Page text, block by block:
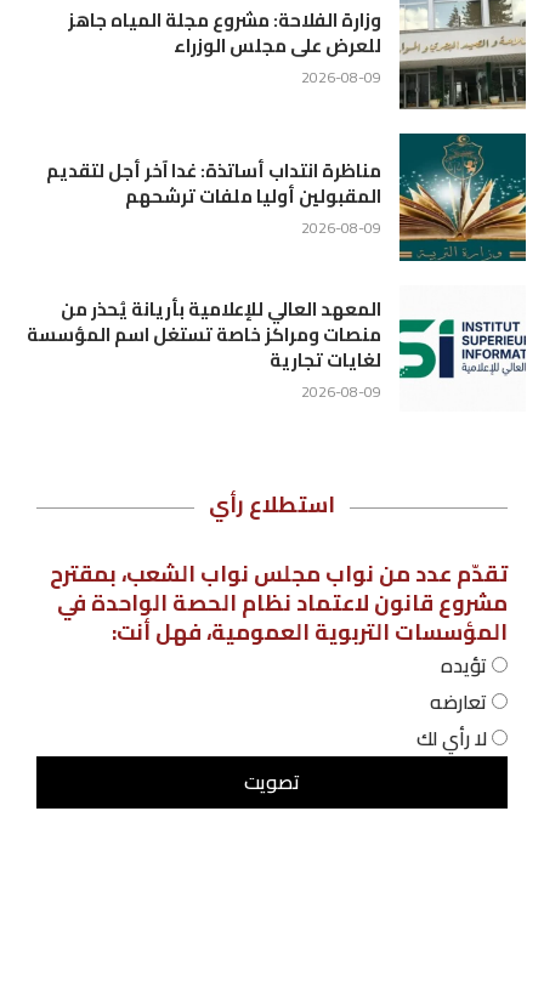
وزارة الفلاحة: مشروع مجلة المياه جاهز
للعرض على مجلس الوزراء
2026-08-09
مناظرة انتداب أساتذة: غدا آخر أجل لتقديم
المقبولين أوليا ملفات ترشحهم
2026-08-09
المعهد العالي للإعلامية بأريانة يُحذر من
منصات ومراكز خاصة تستغل اسم المؤسسة
لغايات تجارية
2026-08-09
استطلاع رأي
تقدّم عدد من نواب مجلس نواب الشعب، بمقترح
مشروع قانون لاعتماد نظام الحصة الواحدة في
المؤسسات التربوية العمومية، فهل أنت:
تؤيده
تعارضه
لا رأي لك